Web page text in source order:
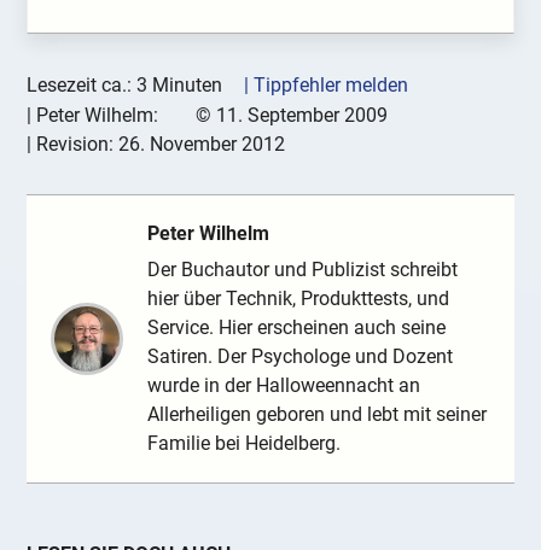
Lesezeit ca.: 3 Minuten
| Tippfehler melden
Peter Wilhelm: © 11. September 2009
| Revision:26. November 2012
Peter Wilhelm
Der Buchautor und Publizist schreibt
hier über Technik, Produkttests, und
Service. Hier erscheinen auch seine
Satiren. Der Psychologe und Dozent
wurde in der Halloweennacht an
Allerheiligen geboren und lebt mit seiner
Familie bei Heidelberg.